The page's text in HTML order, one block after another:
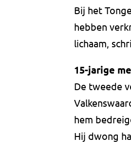
Bij het
hebben
lichaam,
15-jarige
De tweede
hem
Hij dwong